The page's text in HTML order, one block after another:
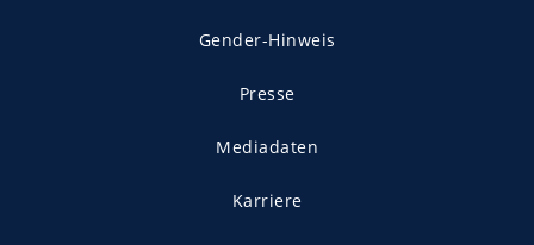
Gender-Hinweis
Presse
Mediadaten
Karriere